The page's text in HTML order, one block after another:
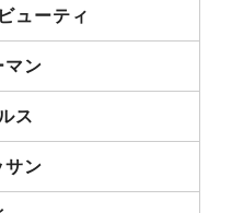
ューティ
マン
ス
サン